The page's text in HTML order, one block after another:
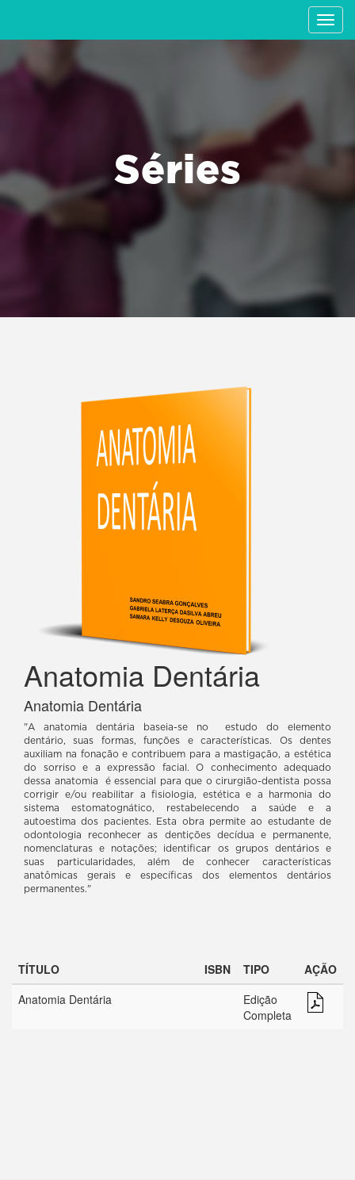
Séries
Anatomia Dentária
Anatomia Dentária
"A anatomia dentária baseia-se no estudo do elemento
dentário, suas formas, funções e características. Os dentes
auxiliam na fonação e contribuem para a mastigação, a estética
do sorriso e a expressão facial. O conhecimento adequado
dessa anatomia é essencial para que o cirurgião-dentista possa
corrigir e/ou reabilitar a fisiologia, estética e a harmonia do
sistema estomatognático, restabelecendo a saúde e a
autoestima dos pacientes. Esta obra permite ao estudante de
odontologia reconhecer as dentições decídua e permanente,
nomenclaturas e notações; identificar os grupos dentários e
suas particularidades, além de conhecer características
anatômicas gerais e específicas dos elementos dentários
permanentes."
TÍTULO ISBN TIPO
AÇÃO
Anatomia Dentária
Edição
Completa